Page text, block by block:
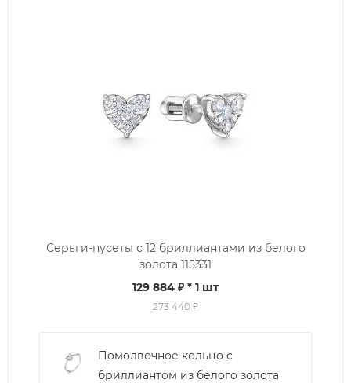
Серьги-пусеты с 12 бриллиантами из белого
золота 115331
129 884 ₽ * 1 шт
273 440 ₽
Помолвочное кольцо с
бриллиантом из белого золота